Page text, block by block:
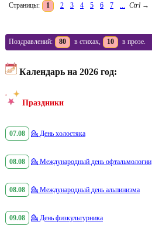
Страницы: 1 2 3 4 5 6 7 Ctrl →
Поздравлений: 80 в стихах, 10 в прозе.
Календарь на 2026 год:
Праздники
07.08 💁 День холостяка
08.08 💁 Международный день офтальмологии
08.08 💁 Международный день альпинизма
09.08 💁 День физкультурника